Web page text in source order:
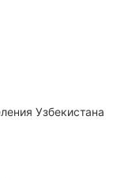
Узбекистана